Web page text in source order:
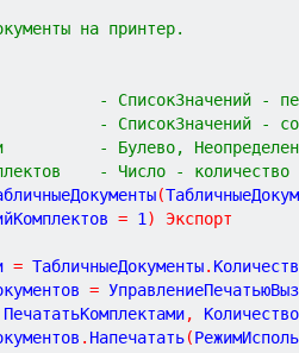
на принтер.
- СписокЗначений -
- СписокЗначений -
- Булево,
- Число - количество
(
= 1 ) Экспорт
= ТабличныеДокументы.
=
ПечататьКомплектами,
. Напечатать(